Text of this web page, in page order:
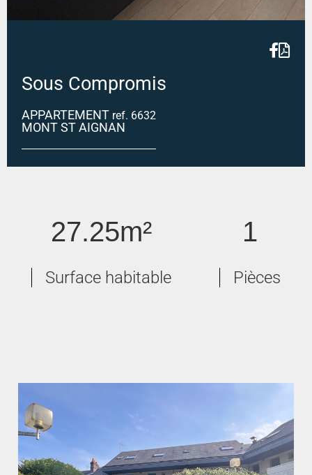
Sous Compromis
APPARTEMENT ref. 6632
MONT ST AIGNAN
27.25m²
Surface habitable
1
Pièces